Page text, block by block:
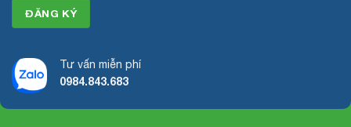
Tư vấn miễn phí
0984.843.683